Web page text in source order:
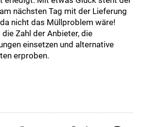
nächsten Tag mit der Lieferung
nicht das Müllproblem wäre!
Zahl der Anbieter, die
einsetzen und alternative
erproben.